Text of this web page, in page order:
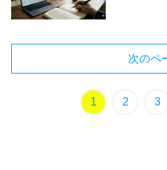
次のペ
1 2 3